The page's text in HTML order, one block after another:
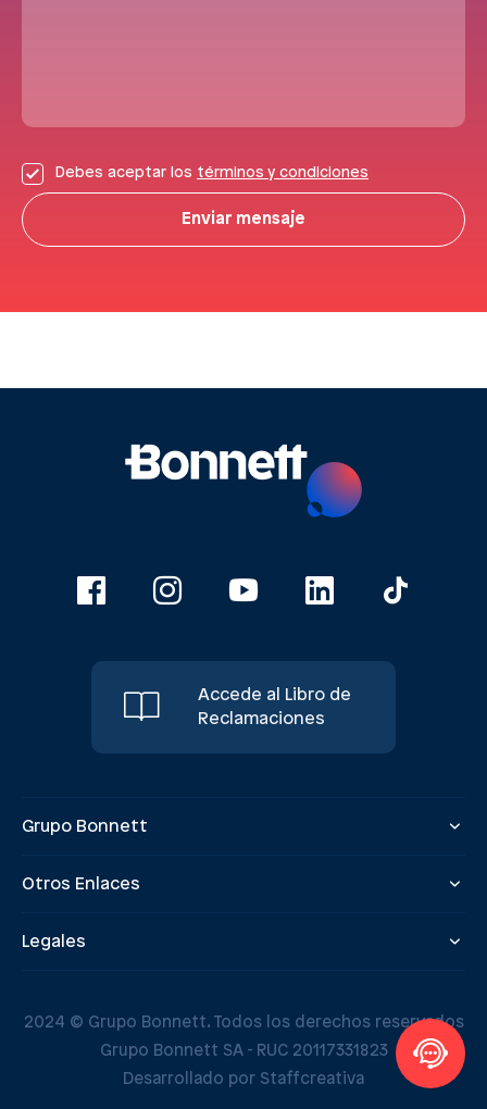
Debes aceptar los términos y condiciones
Enviar mensaje
Accede al Libro de
Reclamaciones
Grupo Bonnett
Otros Enlaces
Legales
2024 © Grupo Bonnett. Todos los derechos reservados
Grupo Bonnett SA - RUC 20117331823
Desarrollado por Staffcreativa